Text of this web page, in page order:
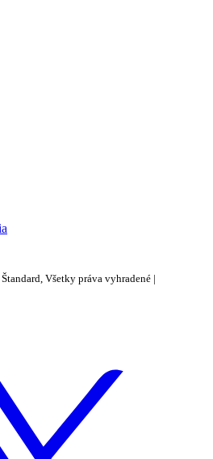
Všetky práva vyhradené |